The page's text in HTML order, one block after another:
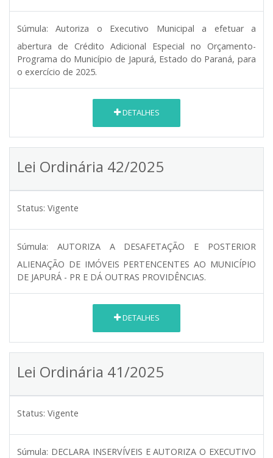
Súmula:
Autoriza o Executivo Municipal a efetuar a
abertura de Crédito Adicional Especial no Orçamento-
Programa do Município de Japurá, Estado do Paraná, para
o exercício de 2025.
DETALHES
Lei Ordinária 42/2025
Status: Vigente
Súmula:
AUTORIZA A DESAFETAÇÃO E POSTERIOR
ALIENAÇÃO DE IMÓVEIS PERTENCENTES AO MUNICÍPIO
DE JAPURÁ - PR E DÁ OUTRAS PROVIDÊNCIAS.
DETALHES
Lei Ordinária 41/2025
Status: Vigente
Súmula: DECLARA INSERVÍVEIS E AUTORIZA O EXECUTIVO